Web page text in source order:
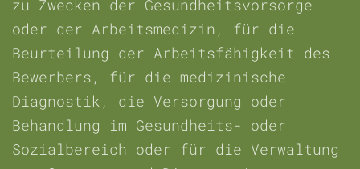
zu Zwecken der Gesundheitsvorsorge
oder der Arbeitsmedizin, für die
Beurteilung der Arbeitsfähigkeit des
Bewerbers, für die medizinische
Diagnostik, die Versorgung oder
Behandlung im Gesundheits- oder
Sozialbereich oder für die Verwaltung